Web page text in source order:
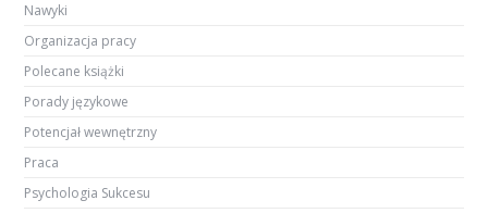
Nawyki
Organizacja pracy
Polecane książki
Porady językowe
Potencjał wewnętrzny
Praca
Psychologia Sukcesu